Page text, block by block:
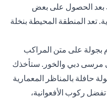
بعد الحصول على بعض
تعد المنطقة المحيطة بنخلة
بجولة على متن المراكب
مرسى دبي والخور. ستأخذك
حافلة بالمناظر المعمارية
ركوب الأفعوانية،